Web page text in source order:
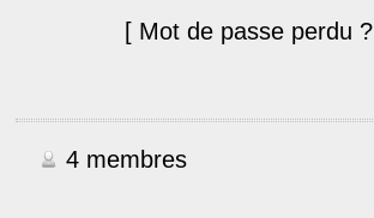
[ Mot de passe perdu ?
4 membres